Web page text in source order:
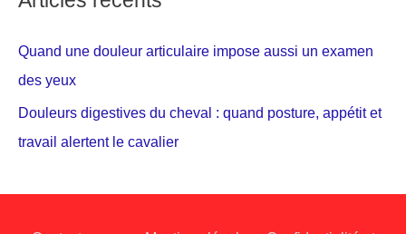
Quand une douleur articulaire impose aussi un examen
des yeux
Douleurs digestives du cheval : quand posture, appétit et
travail alertent le cavalier